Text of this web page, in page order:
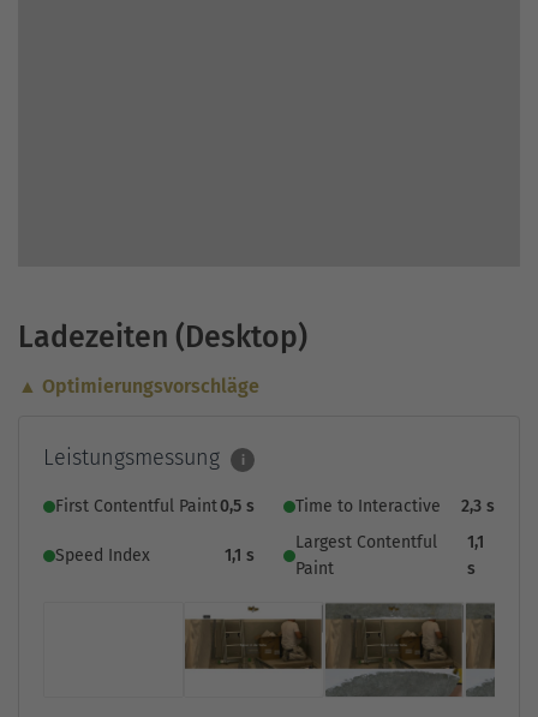
Ladezeiten (Desktop)
▲ Optimierungsvorschläge
Leistungsmessung i
First Contentful Paint0,5 s Time to Interactive 2,3 s
Speed Index 1,1 s
Largest Contentful
Paint
1,1
s